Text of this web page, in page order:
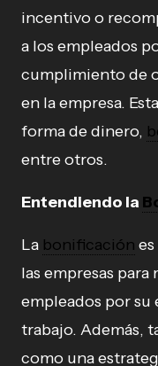
incentivo o
a los empleados
cumplimiento de
en la empresa. Esta
forma de dinero,
entre otros.
Entendiendo la
La bonificación
las empresas para
empleados por su
trabajo. Además,
como una